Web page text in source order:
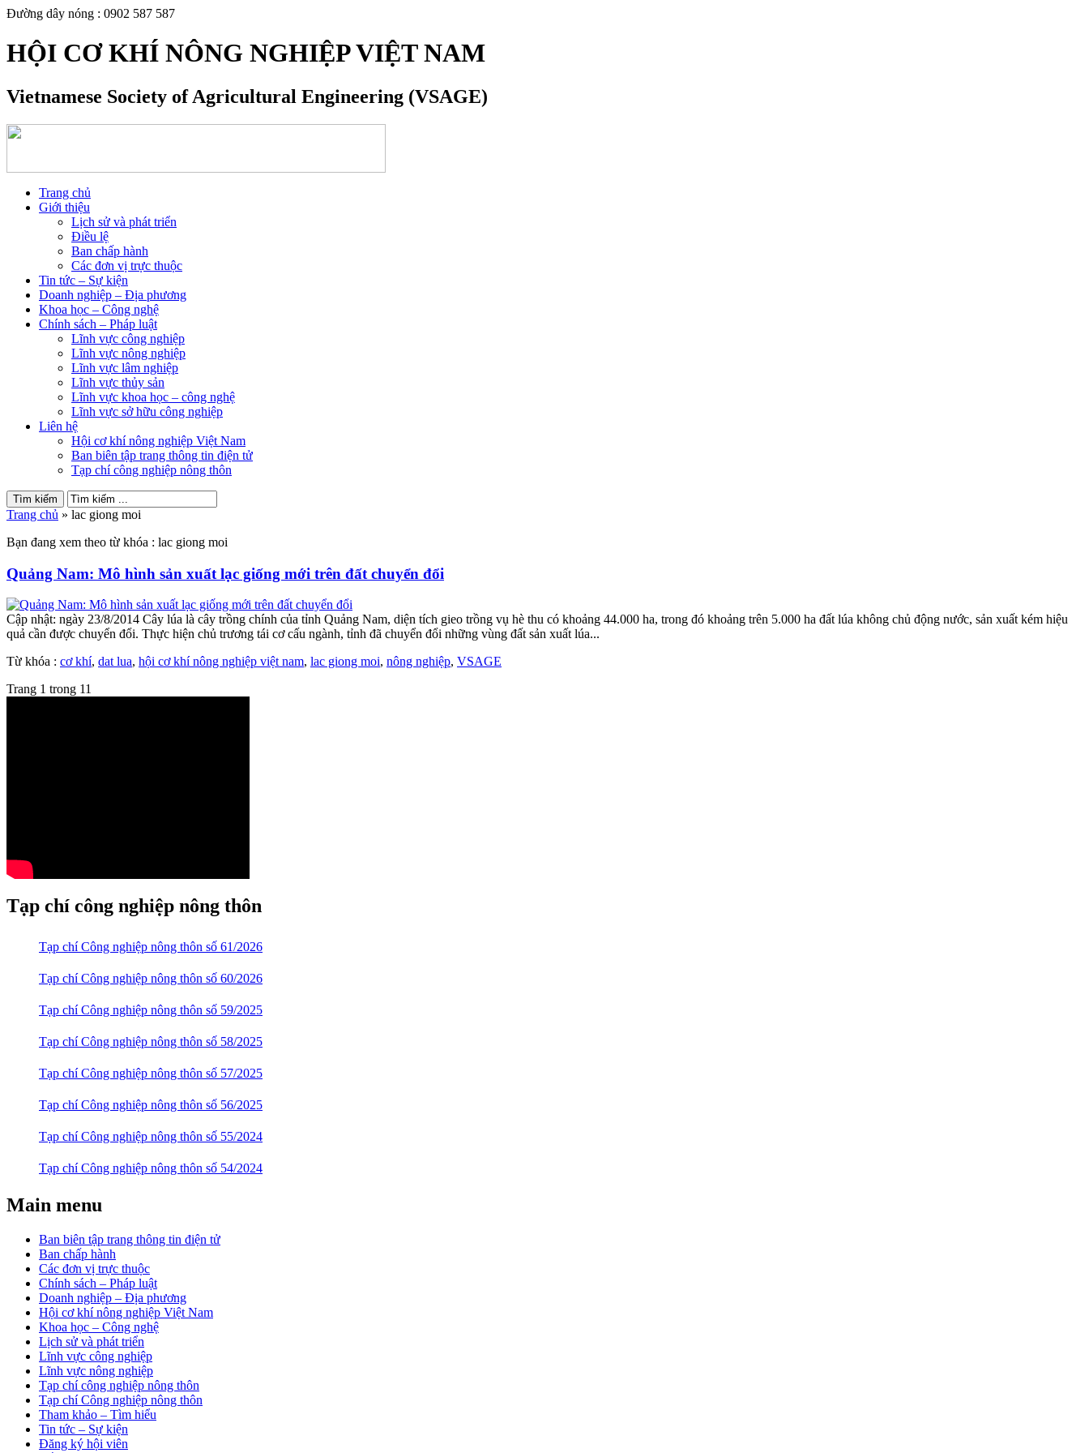
Đường dây nóng : 0902 587 587
HỘI CƠ KHÍ NÔNG NGHIỆP VIỆT NAM
Vietnamese Society of Agricultural Engineering (VSAGE)
Trang chủ
Giới thiệu
Lịch sử và phát triển
Điều lệ
Ban chấp hành
Các đơn vị trực thuộc
Tin tức – Sự kiện
Doanh nghiệp – Địa phương
Khoa học – Công nghệ
Chính sách – Pháp luật
Lĩnh vực công nghiệp
Lĩnh vực nông nghiệp
Lĩnh vực lâm nghiệp
Lĩnh vực thủy sản
Lĩnh vực khoa học – công nghệ
Lĩnh vực sở hữu công nghiệp
Liên hệ
Hội cơ khí nông nghiệp Việt Nam
Ban biên tập trang thông tin điện tử
Tạp chí công nghiệp nông thôn
Trang chủ » lac giong moi
Bạn đang xem theo từ khóa : lac giong moi
Quảng Nam: Mô hình sản xuất lạc giống mới trên đất chuyển đổi
Cập nhật: ngày 23/8/2014 Cây lúa là cây trồng chính của tỉnh Quảng Nam, diện tích gieo trồng vụ hè thu có khoảng 44.000 ha, trong đó khoảng trên 5.000 ha đất lúa không chủ động nước, sản xuất kém hiệu
quả cần được chuyển đổi. Thực hiện chủ trương tái cơ cấu ngành, tỉnh đã chuyển đổi những vùng đất sản xuất lúa...
Từ khóa : cơ khí, dat lua, hội cơ khí nông nghiệp việt nam, lac giong moi, nông nghiệp, VSAGE
Trang 1 trong 11
Tạp chí công nghiệp nông thôn
Tạp chí Công nghiệp nông thôn số 61/2026
Tạp chí Công nghiệp nông thôn số 60/2026
Tạp chí Công nghiệp nông thôn số 59/2025
Tạp chí Công nghiệp nông thôn số 58/2025
Tạp chí Công nghiệp nông thôn số 57/2025
Tạp chí Công nghiệp nông thôn số 56/2025
Tạp chí Công nghiệp nông thôn số 55/2024
Tạp chí Công nghiệp nông thôn số 54/2024
Main menu
Ban biên tập trang thông tin điện tử
Ban chấp hành
Các đơn vị trực thuộc
Chính sách – Pháp luật
Doanh nghiệp – Địa phương
Hội cơ khí nông nghiệp Việt Nam
Khoa học – Công nghệ
Lịch sử và phát triển
Lĩnh vực công nghiệp
Lĩnh vực nông nghiệp
Tạp chí công nghiệp nông thôn
Tạp chí Công nghiệp nông thôn
Tham khảo – Tìm hiểu
Tin tức – Sự kiện
Đăng ký hội viên